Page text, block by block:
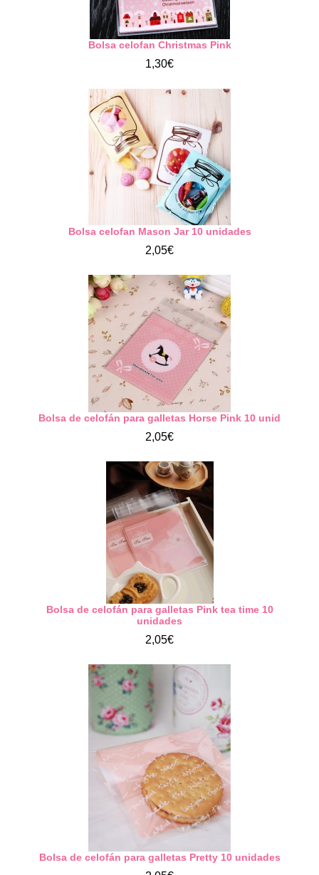
Bolsa celofan Christmas Pink
1,30€
Bolsa celofan Mason Jar 10 unidades
2,05€
Bolsa de celofán para galletas Horse Pink 10 unid
2,05€
Bolsa de celofán para galletas Pink tea time 10
unidades
2,05€
Bolsa de celofán para galletas Pretty 10 unidades